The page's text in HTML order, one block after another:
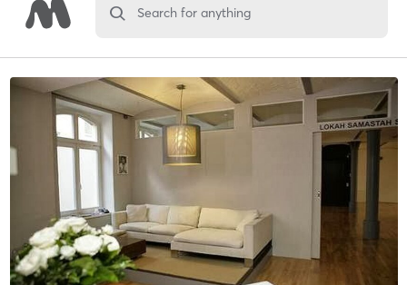
Search for anything